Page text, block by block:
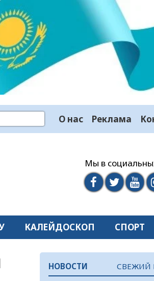
О нас Реклама
Мы в
КАЛЕЙДОСКОП СПОРТ
НОВОСТИ СВЕЖИЙ